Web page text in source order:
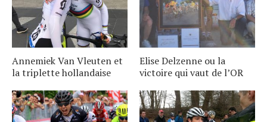
Annemiek Van Vleuten et
la triplette hollandaise
Elise Delzenne ou la
victoire qui vaut de l’OR